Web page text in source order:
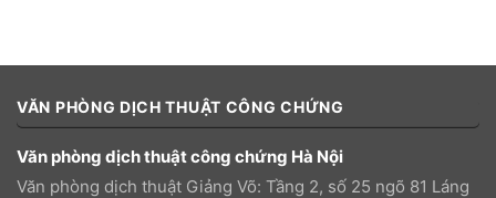
VĂN PHÒNG DỊCH THUẬT CÔNG CHỨNG
Văn phòng dịch thuật công chứng Hà Nội
Văn phòng dịch thuật Giảng Võ: Tầng 2, số 25 ngõ 81 Láng